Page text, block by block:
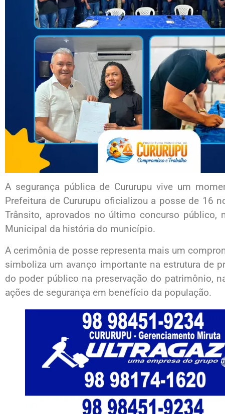
A segurança pública de Cururupu vive um
Prefeitura de Cururupu oficializou a posse de 16
Trânsito, aprovados no último concurso público,
Municipal da história do município.
A cerimônia de posse representa mais um
simboliza um avanço importante na estrutura de
do poder público na preservação do patrimônio,
ações de segurança em benefício da população.